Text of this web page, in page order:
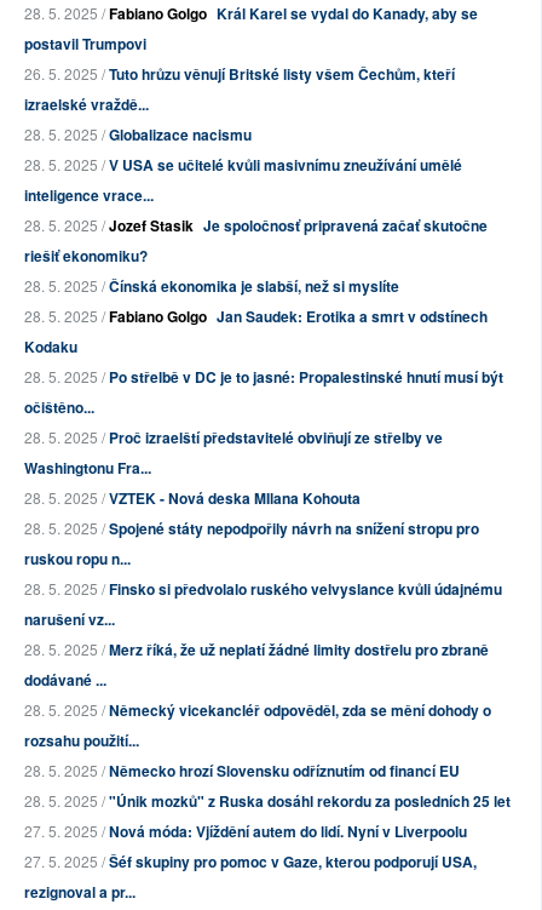
28. 5. 2025 /Fabiano Golgo Král Karel se vydal do Kanady, aby se
postavil Trumpovi
26. 5. 2025 /Tuto hrůzu věnují Britské listy všem Čechům, kteří
izraelské vraždě...
28. 5. 2025 /Globalizace nacismu
28. 5. 2025 /V USA se učitelé kvůli masivnímu zneužívání umělé
inteligence vrace...
28. 5. 2025 /Jozef Stasik Je spoločnosť pripravená začať skutočne
riešiť ekonomiku?
28. 5. 2025 /Čínská ekonomika je slabší, než si myslíte
28. 5. 2025 /Fabiano Golgo Jan Saudek: Erotika a smrt v odstínech
Kodaku
28. 5. 2025 /Po střelbě v DC je to jasné: Propalestinské hnutí musí být
očištěno...
28. 5. 2025 /Proč izraelští představitelé obviňují ze střelby ve
Washingtonu Fra...
28. 5. 2025 /VZTEK - Nová deska MIlana Kohouta
28. 5. 2025 /Spojené státy nepodpořily návrh na snížení stropu pro
ruskou ropu n...
28. 5. 2025 /Finsko si předvolalo ruského velvyslance kvůli údajnému
narušení vz...
28. 5. 2025 /Merz říká, že už neplatí žádné limity dostřelu pro zbraně
dodávané ...
28. 5. 2025 /Německý vicekancléř odpověděl, zda se mění dohody o
rozsahu použití...
28. 5. 2025 /Německo hrozí Slovensku odříznutím od financí EU
28. 5. 2025 /"Únik mozků" z Ruska dosáhl rekordu za posledních 25 let
27. 5. 2025 /Nová móda: Vjíždění autem do lidí. Nyní v Liverpoolu
27. 5. 2025 /Šéf skupiny pro pomoc v Gaze, kterou podporují USA,
rezignoval a pr...